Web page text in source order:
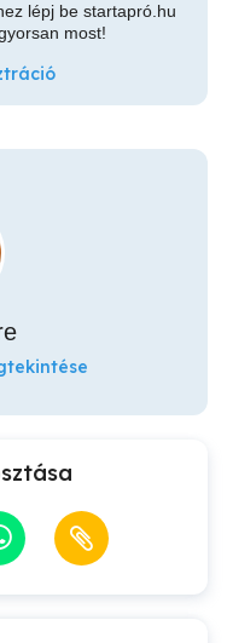
lépj be startapró.hu
most!